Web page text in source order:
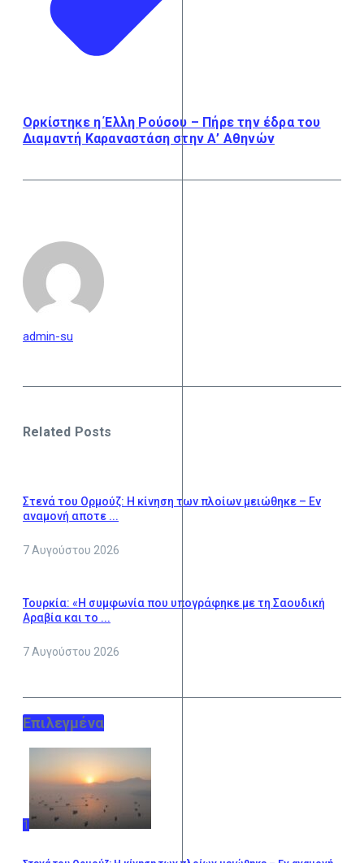
Ορκίστηκε η Έλλη Ρούσου – Πήρε την έδρα του
Διαμαντή Καραναστάση στην Α’ Αθηνών
admin-su
Related Posts
Στενά του Ορμούζ: Η κίνηση των πλοίων μειώθηκε – Εν
αναμονή αποτε ...
7 Αυγούστου 2026
Τουρκία: «Η συμφωνία που υπογράφηκε με τη Σαουδική
Αραβία και το ...
7 Αυγούστου 2026
Επιλεγμένα
1